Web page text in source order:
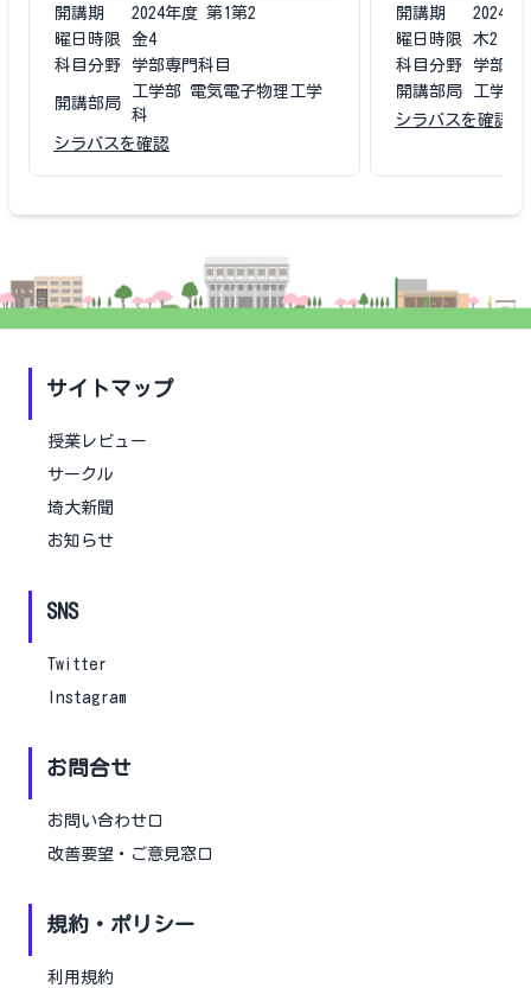
開講期 2024年度 第1第2
曜日時限
金4
科目分野
学部専門科目
開講部局
工学部 電気電子物理工学
科
シラバスを確認
開講期 2024
曜日時限
木2
科目分野
学部専
開講部局
工学部
シラバスを確認
サイトマップ
授業レビュー
サークル
埼大新聞
お知らせ
SNS
Twitter
Instagram
お問合せ
お問い合わせ口
改善要望・ご意見窓口
規約・ポリシー
利用規約